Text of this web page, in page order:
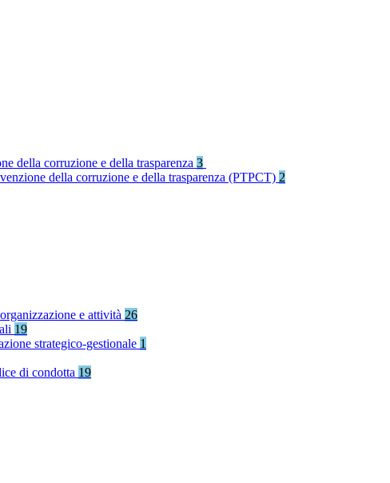
della corruzione e della trasparenza 3
della corruzione e della trasparenza (PTPCT) 2
e attività 26
19
strategico-gestionale 1
di condotta 19